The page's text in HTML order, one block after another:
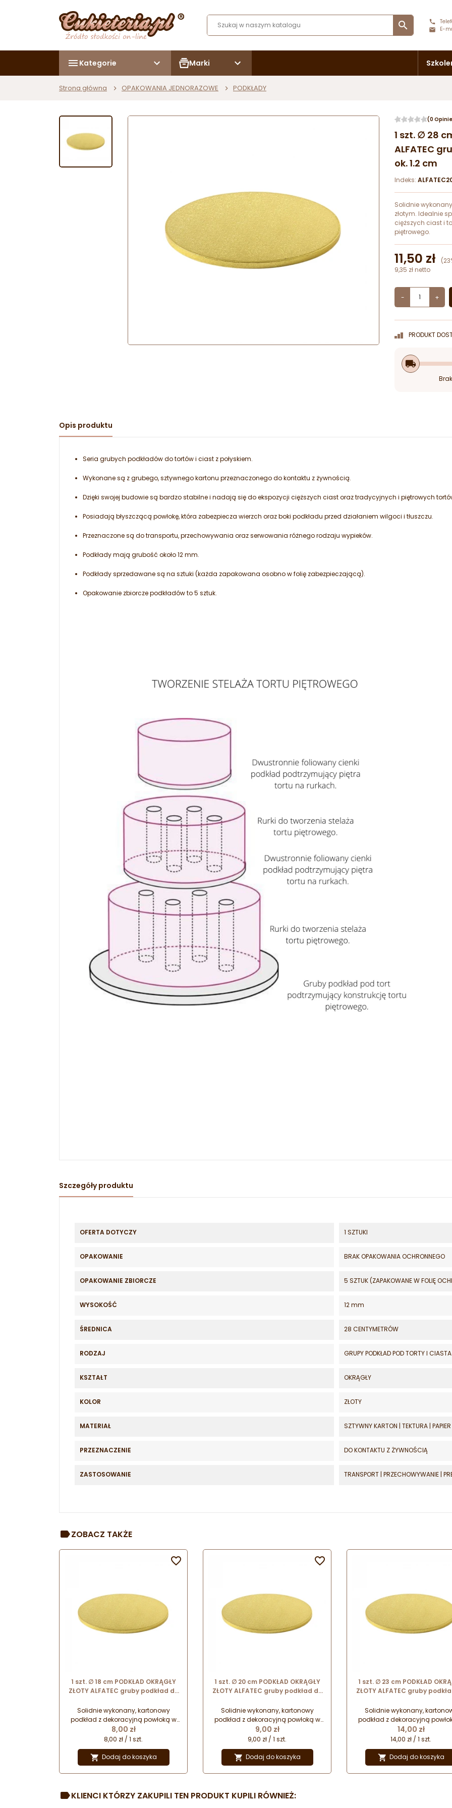

E-
Kategorie Marki
Strona główna OPAKOWANIA JEDNORAZOWE PODKŁADY
(0
1 szt. ∅ 28
ALFATEC
ok. 1.2 cm
Indeks:
Solidnie
złotym. Idealnie
cięższych ciast i
piętrowego.
11,50 zł
9,35 zł netto
- +
PRODUKT
local_shipping
Opis produktu
Seria grubych podkładów do tortów i ciast z połyskiem.
Wykonane są z grubego, sztywnego kartonu przeznaczonego do kontaktu z żywnością.
Dzięki swojej budowie są bardzo stabilne i nadają się do ekspozycji cięższych ciast oraz tradycyjnych i piętrowych
Posiadają błyszczącą powłokę, która zabezpiecza wierzch oraz boki podkładu przed działaniem wilgoci i tłuszczu.
Przeznaczone są do transportu, przechowywania oraz serwowania różnego rodzaju wypieków.
Podkłady mają grubość około 12 mm.
Podkłady sprzedawane są na sztuki (każda zapakowana osobno w folię zabezpieczającą).
Opakowanie zbiorcze podkładów to 5 sztuk.
Szczegóły produktu
OFERTA DOTYCZY 1 SZTUKI
OPAKOWANIE BRAK OPAKOWANIA OCHRONNEGO
OPAKOWANIE ZBIORCZE 5 SZTUK (ZAPAKOWANE W FOLIĘ
WYSOKOŚĆ 12 mm
ŚREDNICA 28 CENTYMETRÓW
RODZAJ GRUPY PODKŁAD POD TORTY I CIASTA
KSZTAŁT OKRĄGŁY
KOLOR ZŁOTY
MATERIAŁ SZTYWNY KARTON | TEKTURA | PAPIER
PRZEZNACZENIE DO KONTAKTU Z ŻYWNOŚCIĄ
ZASTOSOWANIE TRANSPORT | PRZECHOWYWANIE |
ZOBACZ TAKŻE
1 szt. ∅ 18 cm PODKŁAD OKRĄGŁY
ZŁOTY ALFATEC gruby podkład do
Solidnie wykonany, kartonowy
podkład z dekoracyjną powłoką w
kolorze złotym. Idealnie sprawdzi się
do transportu, przechowywania i
ekspozycji cięższych ciast i tortów.
Będzie również doskonałą
podstawą dla tortu piętrowego.
Cena
8,00 zł
8,00 zł / 1 szt.
 Dodaj do koszyka

1 szt. ∅ 20 cm PODKŁAD OKRĄGŁY
ZŁOTY ALFATEC gruby podkład do
Solidnie wykonany, kartonowy
podkład z dekoracyjną powłoką w
kolorze złotym. Idealnie sprawdzi się
do transportu, przechowywania i
ekspozycji cięższych ciast i tortów.
Będzie również doskonałą
podstawą dla tortu piętrowego.
Cena
9,00 zł
9,00 zł / 1 szt.
 Dodaj do koszyka

1 szt. ∅ 23 cm PODKŁAD
ZŁOTY ALFATEC gruby
Solidnie wykonany,
podkład z dekoracyjną
kolorze złotym. Idealnie
do transportu,
ekspozycji cięższych ciast i
Będzie również doskonałą
podstawą dla tortu
Cena
14,00 zł
14,00 zł / 1 szt.
 Dodaj do koszyka
KLIENCI KTÓRZY ZAKUPILI TEN PRODUKT KUPILI RÓWNIEŻ: